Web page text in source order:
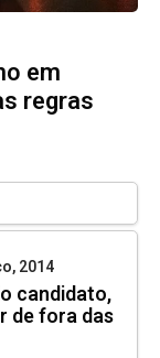
em
regras
2014
candidato,
de fora das